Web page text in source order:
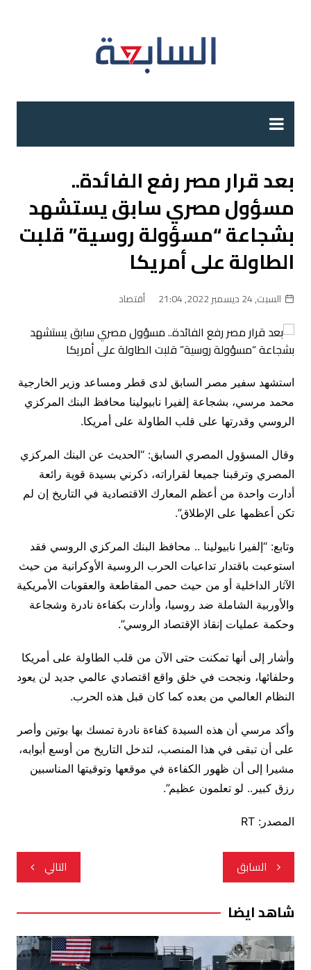
بعد قرار مصر رفع الفائدة..
مسؤول مصري سابق يستشهد
بشجاعة “مسؤولة روسية” قلبت
الطاولة على أمريكا
السبت, 24 ديسمبر 2022, 21:04 أقتصاد
استشهد سفير مصر السابق لدى قطر ومساعد وزير الخارجية
محمد مرسي، بشجاعة إلفيرا نابيولينا محافظ البنك المركزي
الروسي وقدرتها على قلب الطاولة على أمريكا.
وقال المسؤول المصري السابق: “الحديث عن البنك المركزي
المصري وترقبنا جميعا لقراراته، ذكرني بسيدة قوية رائعة
أدارت واحدة من أعظم المعارك الاقتصادية في التاريخ إن لم
تكن أعظمها على الإطلاق”.
وتابع: “إلفيرا نابيولينا .. محافظ البنك المركزي الروسي فقد
استوعبت باقتدار تداعيات الحرب الروسية الأوكرانية من حيث
الآثار الداخلية أو من حيث حمى المقاطعة والعقوبات الأمريكية
والأوربية الشاملة ضد روسيا، وأدارت بكفاءة نادرة وشجاعة
وحكمة عمليات إنقاذ الإقتصاد الروسي”.
وأشار إلى أنها تمكنت حتى الآن من قلب الطاولة على أمريكا
وحلفائها، ونجحت في خلق واقع اقتصادي عالمي جديد لن يعود
النظام العالمي من بعده كما كان قبل هذه الحرب.
وأكد مرسي أن هذه السيدة كفاءة نادرة تمسك بها بوتين وأصر
على أن تبقى في هذا المنصب، لتدخل التاريخ من أوسع أبوابه،
مشيرا إلى أن ظهور الكفاءة في موقعها وتوقيتها المناسبين
رزق كبير.. لو تعلمون عظيم”.
المصدر: RT
تصفّح
المقالات
السابق التالي
شاهد ايضا